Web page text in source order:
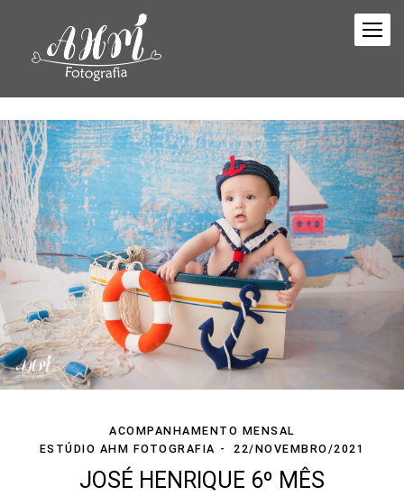
ACOMPANHAMENTO MENSAL
ESTÚDIO AHM FOTOGRAFIA
22/NOVEMBRO/2021
JOSÉ HENRIQUE 6º MÊS